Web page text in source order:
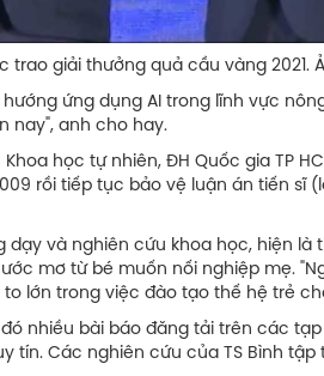
quả cầu vàng 2021.
ứng dụng AI trong lĩnh vực
nay", anh cho hay.
học tự nhiên, ĐH Quốc gia TP
rồi tiếp tục bảo vệ luận án tiến sĩ
và nghiên cứu khoa học, hiện là
mơ từ bé muốn nối nghiệp mẹ.
lớn trong việc đào tạo thế hệ trẻ
nhiều bài báo đăng tải trên các tạp
tín. Các nghiên cứu của TS Bình tập